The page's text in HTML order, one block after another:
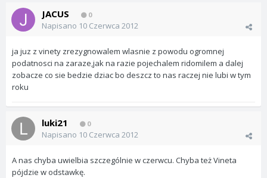
JACUS 0
Napisano 10 Czerwca 2012
ja juz z vinety zrezygnowalem wlasnie z powodu ogromnej
podatnosci na zaraze,jak na razie pojechalem ridomilem a dalej
zobacze co sie bedzie dziac bo deszcz to nas raczej nie lubi w tym
roku
luki21 0
Napisano 10 Czerwca 2012
A nas chyba uwielbia szczególnie w czerwcu. Chyba też Vineta
pójdzie w odstawkę.